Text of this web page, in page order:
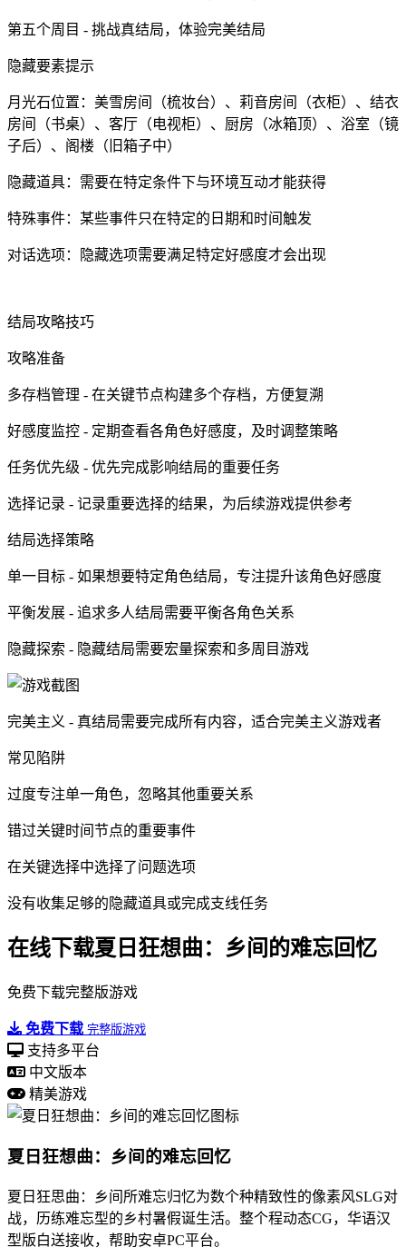
第五个周目 - 挑战真结局，体验完美结局
隐藏要素提示
月光石位置：美雪房间（梳妆台）、莉音房间（衣柜）、结衣
房间（书桌）、客厅（电视柜）、厨房（冰箱顶）、浴室（镜
子后）、阁楼（旧箱子中）
隐藏道具：需要在特定条件下与环境互动才能获得
特殊事件：某些事件只在特定的日期和时间触发
对话选项：隐藏选项需要满足特定好感度才会出现
结局攻略技巧
攻略准备
多存档管理 - 在关键节点构建多个存档，方便复溯
好感度监控 - 定期查看各角色好感度，及时调整策略
任务优先级 - 优先完成影响结局的重要任务
选择记录 - 记录重要选择的结果，为后续游戏提供参考
结局选择策略
单一目标 - 如果想要特定角色结局，专注提升该角色好感度
平衡发展 - 追求多人结局需要平衡各角色关系
隐藏探索 - 隐藏结局需要宏量探索和多周目游戏
完美主义 - 真结局需要完成所有内容，适合完美主义游戏者
常见陷阱
过度专注单一角色，忽略其他重要关系
错过关键时间节点的重要事件
在关键选择中选择了问题选项
没有收集足够的隐藏道具或完成支线任务
在线下载夏日狂想曲：乡间的难忘回忆
免费下载完整版游戏
免费下载 完整版游戏
支持多平台
中文版本
精美游戏
夏日狂想曲：乡间的难忘回忆
夏日狂思曲：乡间所难忘归忆为数个种精致性的像素风SLG对
战，历练难忘型的乡村暑假诞生活。整个程动态CG，华语汉
型版白送接收，帮助安卓PC平台。